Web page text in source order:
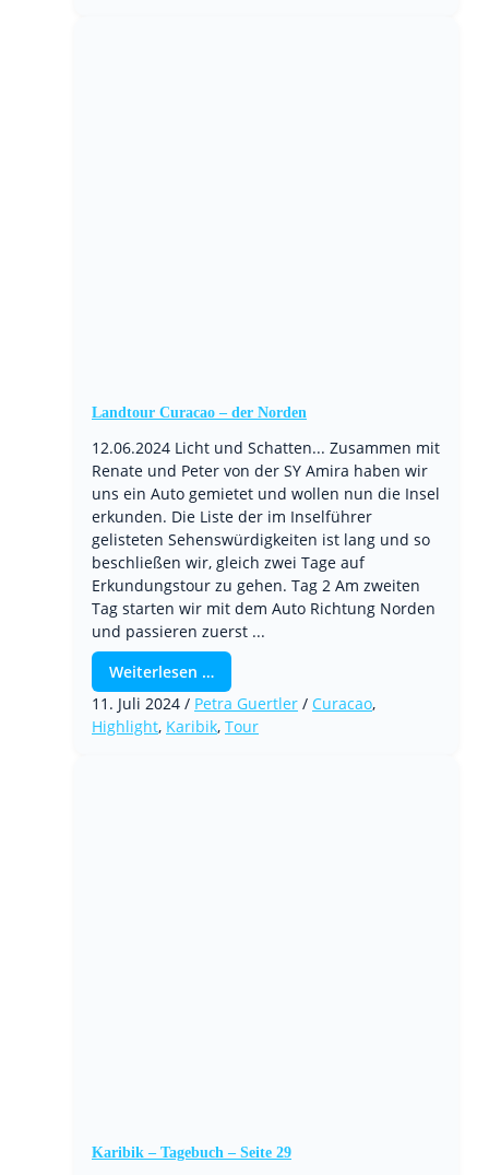
Landtour Curacao – der Norden
12.06.2024 Licht und Schatten... Zusammen mit
Renate und Peter von der SY Amira haben wir
uns ein Auto gemietet und wollen nun die Insel
erkunden. Die Liste der im Inselführer
gelisteten Sehenswürdigkeiten ist lang und so
beschließen wir, gleich zwei Tage auf
Erkundungstour zu gehen. Tag 2 Am zweiten
Tag starten wir mit dem Auto Richtung Norden
und passieren zuerst ...
Weiterlesen …
11. Juli 2024 / Petra Guertler / Curacao,
Highlight, Karibik, Tour
Karibik – Tagebuch – Seite 29